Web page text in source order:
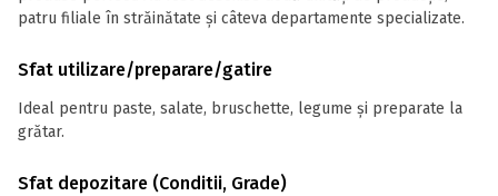
patru filiale în străinătate și câteva departamente specializate.
Sfat utilizare/preparare/gatire
Ideal pentru paste, salate, bruschette, legume și preparate la
grătar.
Sfat depozitare (Conditii, Grade)